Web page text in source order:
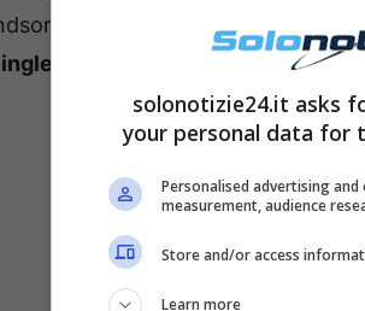
e James). Erano inoltre
famiglie reali europee
solonotizie24.it asks
your personal data for
Personalised advertising
measurement, audience
Store and/or access
Learn more